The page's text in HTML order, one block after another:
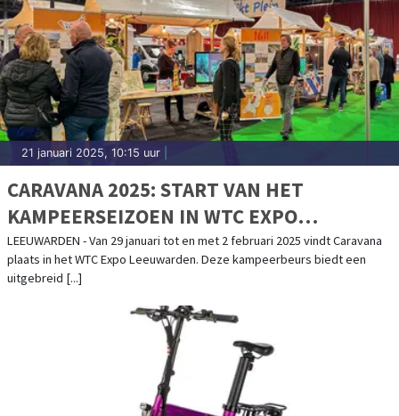
21 januari 2025, 10:15 uur
CARAVANA 2025: START VAN HET
KAMPEERSEIZOEN IN WTC EXPO
LEEUWARDEN
LEEUWARDEN - Van 29 januari tot en met 2 februari 2025 vindt Caravana
plaats in het WTC Expo Leeuwarden. Deze kampeerbeurs biedt een
uitgebreid [...]